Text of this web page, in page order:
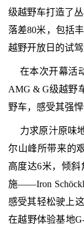
级越野车打造了
落差80米，包括
越野开放日的试驾
在本次开幕活
AMG & G级越野
野车，感受其强悍
力求原汁原味
尔山峰所带来的
高度达6米，倾
施——Iron Schöckl
感受其轻松驶上
在越野体验基地